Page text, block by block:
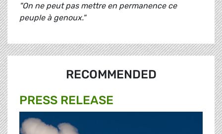
"On ne peut pas mettre en permanence ce
peuple à genoux."
RECOMMENDED
PRESS RELEASE